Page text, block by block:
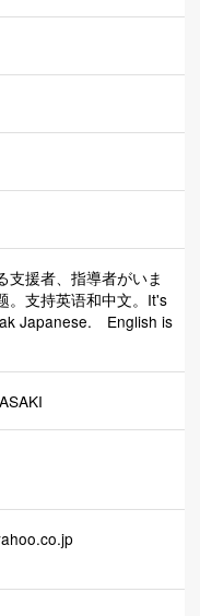
支援者、指導者がいま
。支持英语和中文。It's
Japanese. English is